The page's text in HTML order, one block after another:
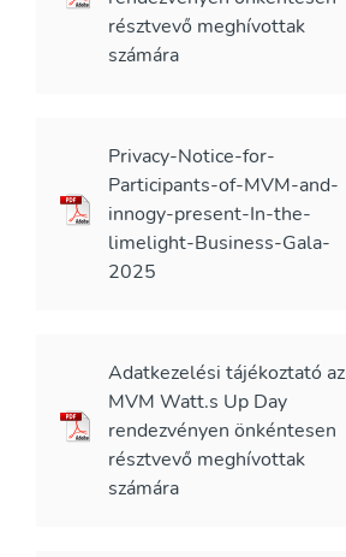
résztvevő meghívottak
számára
Privacy-Notice-for-
Participants-of-MVM-and-
innogy-present-In-the-
limelight-Business-Gala-
2025
Adatkezelési tájékoztató az
MVM Watt.s Up Day
rendezvényen önkéntesen
résztvevő meghívottak
számára